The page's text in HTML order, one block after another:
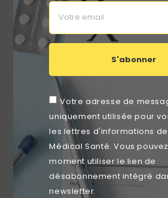
S'abonner
Votre adresse de
uniquement utilisée pour
les lettres d'informations
Médical Santé. Vous
moment utiliser le lien de
désabonnement intégré
newsletter.
RUPTURE DE STOCK